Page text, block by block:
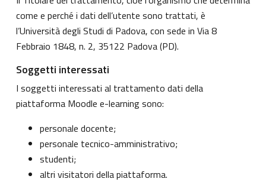
come e perché i dati dell’utente sono trattati, è
l’Università degli Studi di Padova, con sede in Via 8
Febbraio 1848, n. 2, 35122 Padova (PD).
Soggetti interessati
I soggetti interessati al trattamento dati della
piattaforma Moodle e-learning sono:
personale docente;
personale tecnico-amministrativo;
studenti;
altri visitatori della piattaforma.